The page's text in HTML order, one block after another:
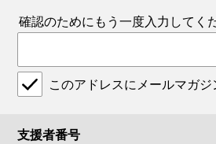
確認のためにもう一度入力してく
このアドレスにメールマガ
支援者番号